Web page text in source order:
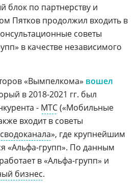
блок по партнерству и
Пятков продолжил входить в
советы
в качестве независимого
«Вымпелкома» вошел
в 2018-2021 гг. был
- МТС(«Мобильные
входит в советы
», где крупнейшим
«Альфа-групп». По данным
в «Альфа-групп» и
бизнес.